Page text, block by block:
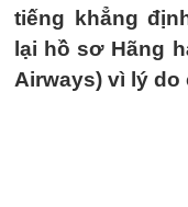
tiếng khẳng
lại hồ sơ Hãng
Airways) vì lý